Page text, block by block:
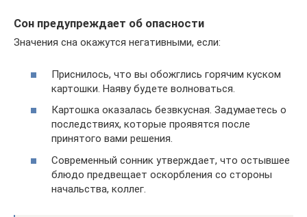
Сон предупреждает об опасности
Значения сна окажутся негативными, если:
Приснилось, что вы обожглись горячим куском
картошки. Наяву будете волноваться.
Картошка оказалась безвкусная. Задумаетесь о
последствиях, которые проявятся после
принятого вами решения.
Современный сонник утверждает, что остывшее
блюдо предвещает оскорбления со стороны
начальства, коллег.